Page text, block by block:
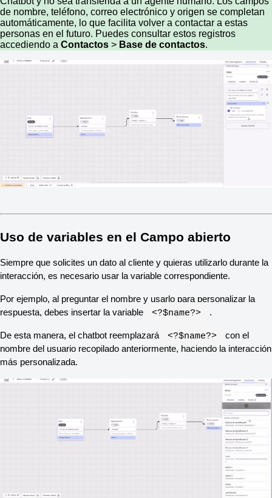
de nombre, teléfono, correo electrónico y origen se completan
automáticamente, lo que facilita volver a contactar a estas
personas en el futuro. Puedes consultar estos registros
accediendo a Contactos > Base de contactos.
Uso de variables en el Campo abierto
Siempre que solicites un dato al cliente y quieras utilizarlo durante la
interacción, es necesario usar la variable correspondiente.
Por ejemplo, al preguntar el nombre y usarlo para personalizar la
respuesta, debes insertar la variable
<?$name?> .
De esta manera, el chatbot reemplazará <?$name?>
con el
nombre del usuario recopilado anteriormente, haciendo la interacción
más personalizada.